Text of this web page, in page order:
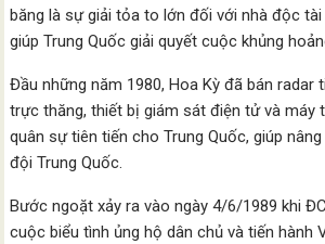
băng là sự giải tỏa to lớn đối với nhà độc tài
giúp Trung Quốc giải quyết cuộc khủng
Đầu những năm 1980, Hoa Kỳ đã bán radar
trực thăng, thiết bị giám sát điện tử và máy
quân sự tiên tiến cho Trung Quốc, giúp
đội Trung Quốc.
Bước ngoặt xảy ra vào ngày 4/6/1989 khi
cuộc biểu tình ủng hộ dân chủ và tiến hành